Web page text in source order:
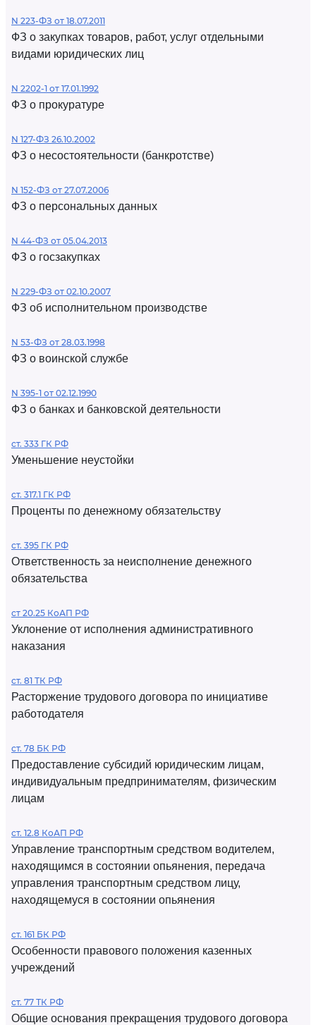
N 223-ФЗ от 18.07.2011
ФЗ о закупках товаров, работ, услуг отдельными
видами юридических лиц
N 2202-1 от 17.01.1992
ФЗ о прокуратуре
N 127-ФЗ 26.10.2002
ФЗ о несостоятельности (банкротстве)
N 152-ФЗ от 27.07.2006
ФЗ о персональных данных
N 44-ФЗ от 05.04.2013
ФЗ о госзакупках
N 229-ФЗ от 02.10.2007
ФЗ об исполнительном производстве
N 53-ФЗ от 28.03.1998
ФЗ о воинской службе
N 395-1 от 02.12.1990
ФЗ о банках и банковской деятельности
ст. 333 ГК РФ
Уменьшение неустойки
ст. 317.1 ГК РФ
Проценты по денежному обязательству
ст. 395 ГК РФ
Ответственность за неисполнение денежного
обязательства
ст 20.25 КоАП РФ
Уклонение от исполнения административного
наказания
ст. 81 ТК РФ
Расторжение трудового договора по инициативе
работодателя
ст. 78 БК РФ
Предоставление субсидий юридическим лицам,
индивидуальным предпринимателям, физическим
лицам
ст. 12.8 КоАП РФ
Управление транспортным средством водителем,
находящимся в состоянии опьянения, передача
управления транспортным средством лицу,
находящемуся в состоянии опьянения
ст. 161 БК РФ
Особенности правового положения казенных
учреждений
ст. 77 ТК РФ
Общие основания прекращения трудового договора